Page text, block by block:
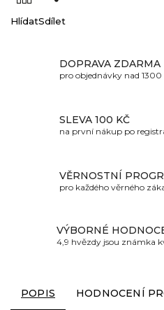
HlídatSdílet
DOPRAVA ZDARMA
pro objednávky nad 1300
SLEVA 100 KČ
na první nákup po
VĚRNOSTNÍ
pro každého věrného
VÝBORNÉ
4,9 hvězdy jsou známka
POPIS HODNOCENÍ